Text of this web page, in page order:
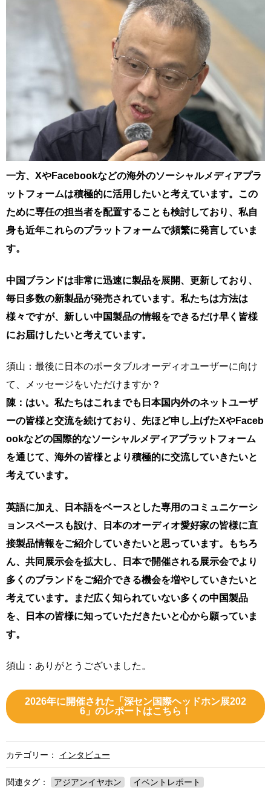
一方、XやFacebookなどの海外のソーシャルメディアプラ
ットフォームは積極的に活用したいと考えています。この
ために専任の担当者を配置することも検討しており、私自
身も近年これらのプラットフォームで頻繁に発言していま
す。
中国ブランドは非常に迅速に製品を展開、更新しており、
毎日多数の新製品が発売されています。私たちは方法は
様々ですが、新しい中国製品の情報をできるだけ早く皆様
にお届けしたいと考えています。
須山：最後に日本のポータブルオーディオユーザーに向け
て、メッセージをいただけますか？
陳：はい。私たちはこれまでも日本国内外のネットユーザ
ーの皆様と交流を続けており、先ほど申し上げたXやFaceb
ookなどの国際的なソーシャルメディアプラットフォーム
を通じて、海外の皆様とより積極的に交流していきたいと
考えています。
英語に加え、日本語をベースとした専用のコミュニケーシ
ョンスペースも設け、日本のオーディオ愛好家の皆様に直
接製品情報をご紹介していきたいと思っています。もちろ
ん、共同展示会を拡大し、日本で開催される展示会でより
多くのブランドをご紹介できる機会を増やしていきたいと
考えています。まだ広く知られていない多くの中国製品
を、日本の皆様に知っていただきたいと心から願っていま
す。
須山：ありがとうございました。
2026年に開催された「深セン国際ヘッドホン展202
6」のレポートはこちら！
カテゴリー： インタビュー
関連タグ： アジアンイヤホン イベントレポート